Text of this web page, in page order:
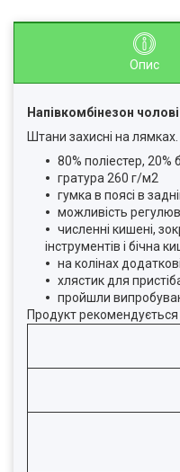
Опис
Напівкомбінезон
Штани захисні на лямках.
80% поліестер, 20%
гратура 260 г/м2
гумка в поясі в
можливість
численні кишені,
інструментів і бічна
на колінах
хлястик для
пройшли
Продукт